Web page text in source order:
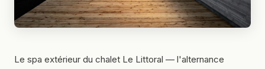
Le spa extérieur du chalet Le Littoral — l'alternance